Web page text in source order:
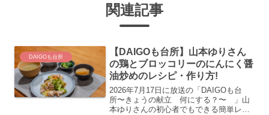
関連記事
DAIGOも台所
【DAIGOも台所】山本ゆりさん
の鶏とブロッコリーのにんにく醤
油炒めのレシピ・作り方!
2026年7月17日に放送の「DAIGOも台
所〜きょうの献立 何にする？〜 」山
本ゆりさんの初心者でもできる簡単レシ